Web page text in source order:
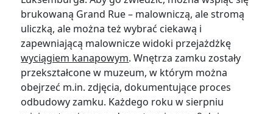
brukowaną Grand Rue – malowniczą, ale stromą
uliczką, ale można też wybrać ciekawą i
zapewniającą malownicze widoki przejażdżkę
wyciągiem kanapowym. Wnętrza zamku zostały
przekształcone w muzeum, w którym można
obejrzeć m.in. zdjęcia, dokumentujące proces
odbudowy zamku. Każdego roku w sierpniu